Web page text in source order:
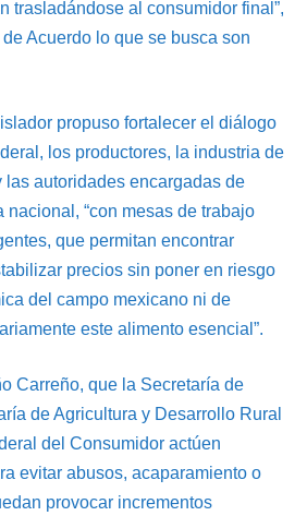
trasladándose al consumidor final”,
Acuerdo lo que se busca son
propuso fortalecer el diálogo
los productores, la industria de
las autoridades encargadas de
nacional, “con mesas de trabajo
que permitan encontrar
precios sin poner en riesgo
del campo mexicano ni de
este alimento esencial”.
Carreño, que la Secretaría de
de Agricultura y Desarrollo Rural
del Consumidor actúen
evitar abusos, acaparamiento o
provocar incrementos